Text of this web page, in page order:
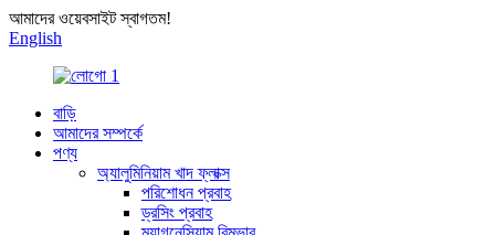
আমাদের ওয়েবসাইট স্বাগতম!
English
বাড়ি
আমাদের সম্পর্কে
পণ্য
অ্যালুমিনিয়াম খাদ ফ্লাক্স
পরিশোধন প্রবাহ
ড্রসিং প্রবাহ